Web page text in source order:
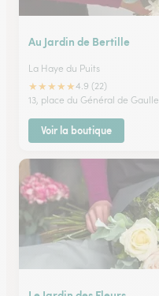
Au Jardin de Bertille
La Haye du Puits
★★★★★4.9 (22)
13, place du Général de Gaulle
Voir la boutique